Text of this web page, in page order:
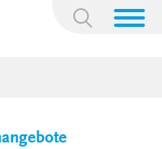
Suchbegriff: